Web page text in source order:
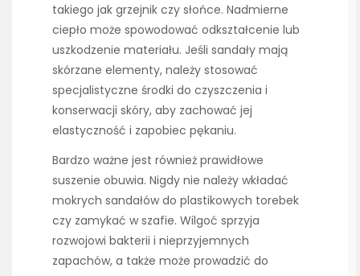
takiego jak grzejnik czy słońce. Nadmierne
ciepło może spowodować odkształcenie lub
uszkodzenie materiału. Jeśli sandały mają
skórzane elementy, należy stosować
specjalistyczne środki do czyszczenia i
konserwacji skóry, aby zachować jej
elastyczność i zapobiec pękaniu.
Bardzo ważne jest również prawidłowe
suszenie obuwia. Nigdy nie należy wkładać
mokrych sandałów do plastikowych torebek
czy zamykać w szafie. Wilgoć sprzyja
rozwojowi bakterii i nieprzyjemnych
zapachów, a także może prowadzić do